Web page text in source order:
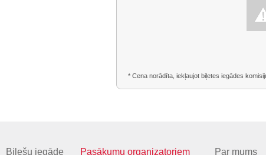
* Cena norādīta, iekļaujot biļetes iegādes
Biļešu iegāde
Pasākumu organizatoriem
Par mums